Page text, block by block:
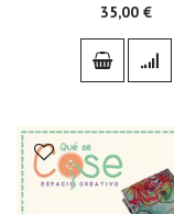
35,00 €